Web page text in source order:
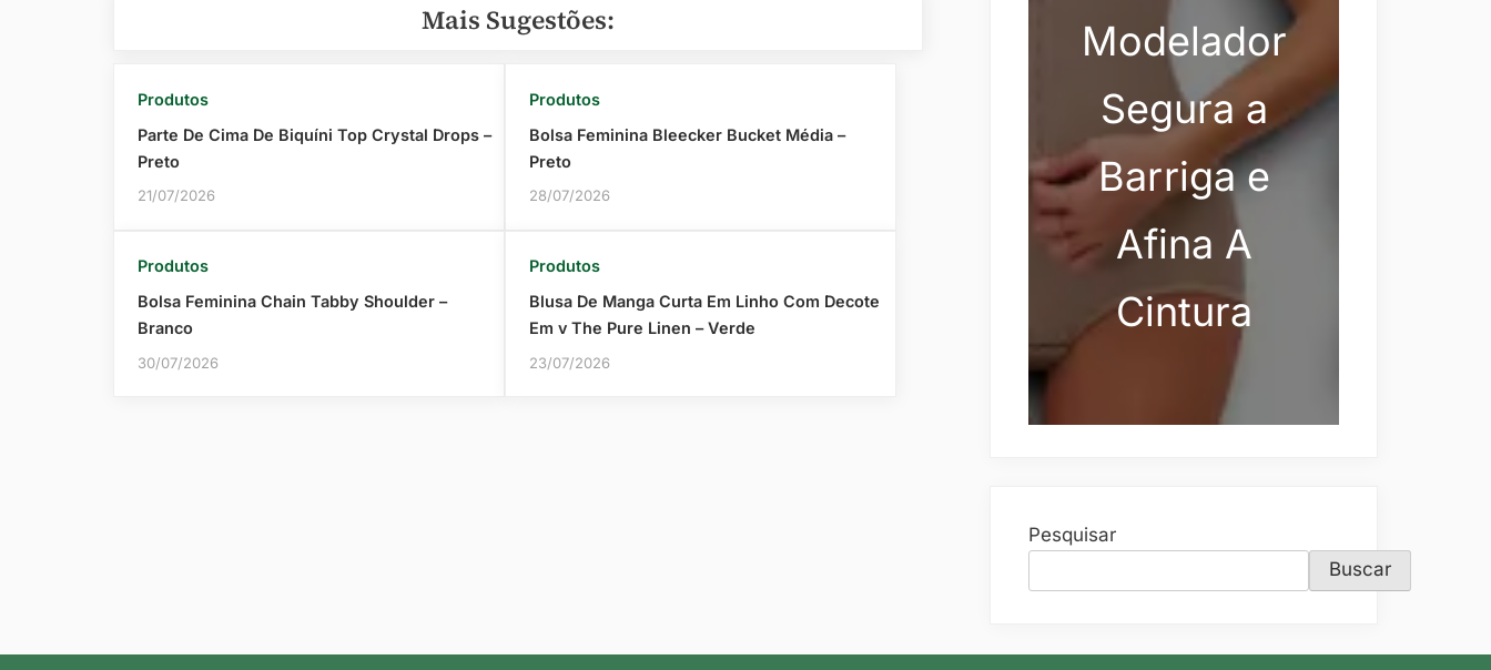
Mais Sugestões:
Produtos
Parte De Cima De Biquíni Top Crystal Drops –
Preto
21/07/2026
Produtos
Bolsa Feminina Bleecker Bucket Média –
Preto
28/07/2026
Produtos
Bolsa Feminina Chain Tabby Shoulder –
Branco
30/07/2026
Produtos
Blusa De Manga Curta Em Linho Com Decote
Em v The Pure Linen – Verde
23/07/2026
Modelador
Segura a
Barriga e
Afina A
Cintura
Pesquisar
Buscar